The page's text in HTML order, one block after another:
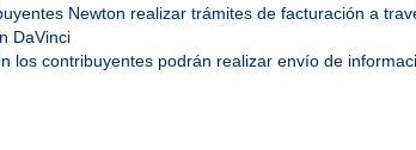
Newton realizar trámites de facturación a
DaVinci
los contribuyentes podrán realizar envío de